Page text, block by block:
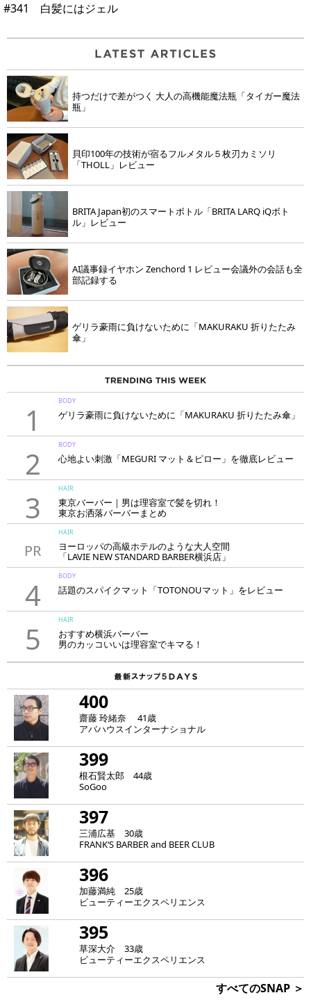
#341 白髪にはジェル
持つだけで差がつく 大人の高機能魔法瓶「タイガー魔法
瓶」
貝印100年の技術が宿るフルメタル５枚刃カミソリ
「THOLL」レビュー
BRITA Japan初のスマートボトル「BRITA LARQ iQボト
ル」レビュー
AI議事録イヤホン Zenchord 1 レビュー会議外の会話も全
部記録する
ゲリラ豪雨に負けないために「MAKURAKU 折りたたみ
傘」
1
BODY
ゲリラ豪雨に負けないために「MAKURAKU 折りたたみ傘」
2
BODY
心地よい刺激「MEGURI マット＆ピロー」を徹底レビュー
3
HAIR
東京バーバー｜男は理容室で髪を切れ！
東京お洒落バーバーまとめ
PR
HAIR
ヨーロッパの高級ホテルのような大人空間
「LAVIE NEW STANDARD BARBER横浜店」
4
BODY
話題のスパイクマット「TOTONOUマット」をレビュー
5
HAIR
おすすめ横浜バーバー
男のカッコいいは理容室でキマる！
400
齋藤 玲緒奈 41歳
アバハウスインターナショナル
399
根石賢太郎 44歳
SoGoo
397
三浦広基 30歳
FRANK‘S BARBER and BEER CLUB
396
加藤満純 25歳
ビューティーエクスペリエンス
395
草深大介 33歳
ビューティーエクスペリエンス
すべてのSNAP ＞